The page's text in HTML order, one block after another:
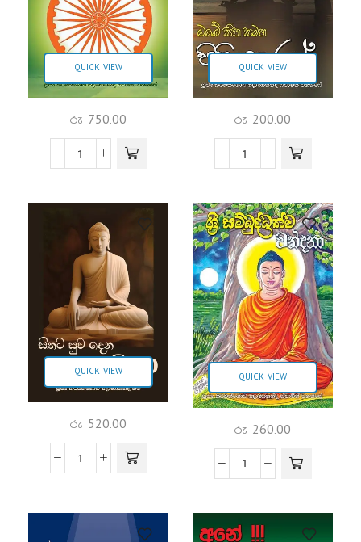
QUICK VIEW
රු 750.00
QUICK VIEW
රු 200.00
QUICK VIEW
රු 520.00
QUICK VIEW
රු 260.00